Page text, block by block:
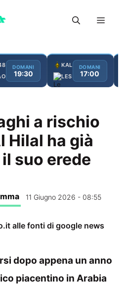
Menu
DOMANI
19:30
KAL
LES
DOMANI
17:00
a rischio
Hilal ha già
suo erede
11 Giugno 2026 - 08:55
alle fonti di google news
dopo appena un anno
piacentino in Arabia